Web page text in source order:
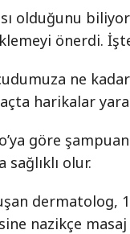
olduğunu
önerdi.
ne
harikalar
göre
olur.
dermatolog,
nazikçe